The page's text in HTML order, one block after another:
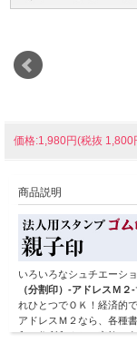
価格:1,980円(税抜 1,800
商品説明
いろいろなシュチエーシ
（分割印）-アドレスＭ２-
れひとつでＯＫ！経済的で
アドレスＭ２なら、各種
印・住所印またご家族で